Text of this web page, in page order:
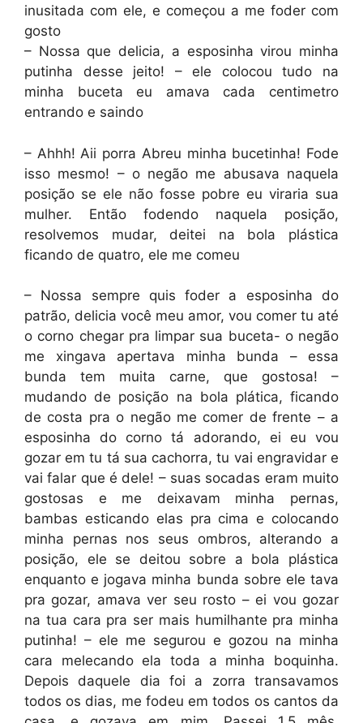
inusitada com ele, e começou a me foder com
gosto
– Nossa que delicia, a esposinha virou minha
putinha desse jeito! – ele colocou tudo na
minha buceta eu amava cada centimetro
entrando e saindo
– Ahhh! Aii porra Abreu minha bucetinha! Fode
isso mesmo! – o negão me abusava naquela
posição se ele não fosse pobre eu viraria sua
mulher. Então fodendo naquela posição,
resolvemos mudar, deitei na bola plástica
ficando de quatro, ele me comeu
– Nossa sempre quis foder a esposinha do
patrão, delicia você meu amor, vou comer tu até
o corno chegar pra limpar sua buceta- o negão
me xingava apertava minha bunda – essa
bunda tem muita carne, que gostosa! –
mudando de posição na bola plática, ficando
de costa pra o negão me comer de frente – a
esposinha do corno tá adorando, ei eu vou
gozar em tu tá sua cachorra, tu vai engravidar e
vai falar que é dele! – suas socadas eram muito
gostosas e me deixavam minha pernas,
bambas esticando elas pra cima e colocando
minha pernas nos seus ombros, alterando a
posição, ele se deitou sobre a bola plástica
enquanto e jogava minha bunda sobre ele tava
pra gozar, amava ver seu rosto – ei vou gozar
na tua cara pra ser mais humilhante pra minha
putinha! – ele me segurou e gozou na minha
cara melecando ela toda a minha boquinha.
Depois daquele dia foi a zorra transavamos
todos os dias, me fodeu em todos os cantos da